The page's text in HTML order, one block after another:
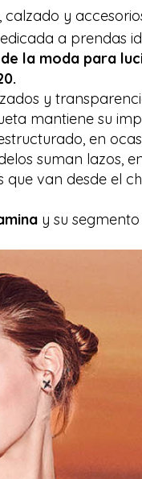
y
a prendas
la moda para
y
mantiene su
en
suman lazos,
que van desde el
y su segmento